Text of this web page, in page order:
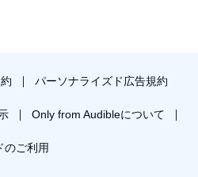
パーソナライズド広告規約
Only from Audibleについて
のご利用